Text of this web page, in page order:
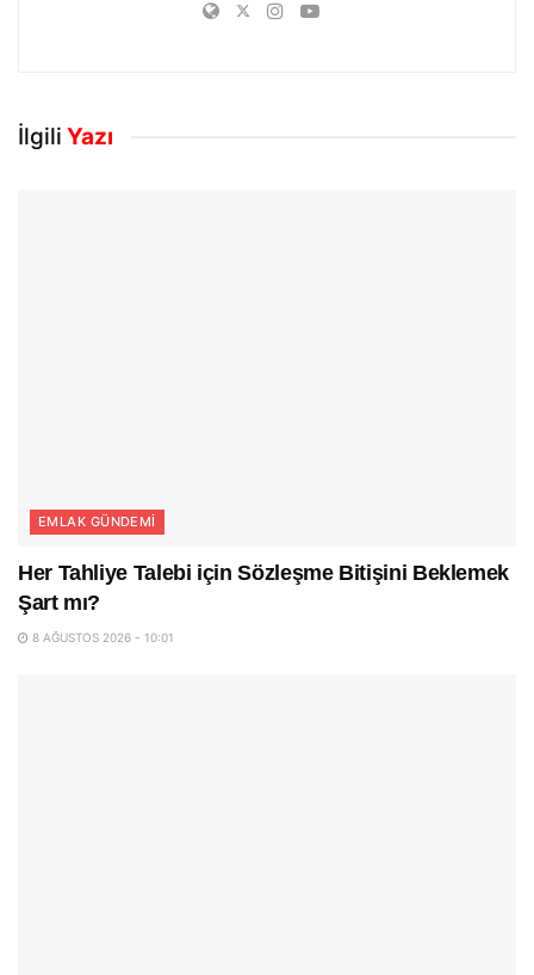
İlgili Yazı
EMLAK GÜNDEMI
Her Tahliye Talebi için Sözleşme Bitişini Beklemek
Şart mı?
8 AĞUSTOS 2026 - 10:01